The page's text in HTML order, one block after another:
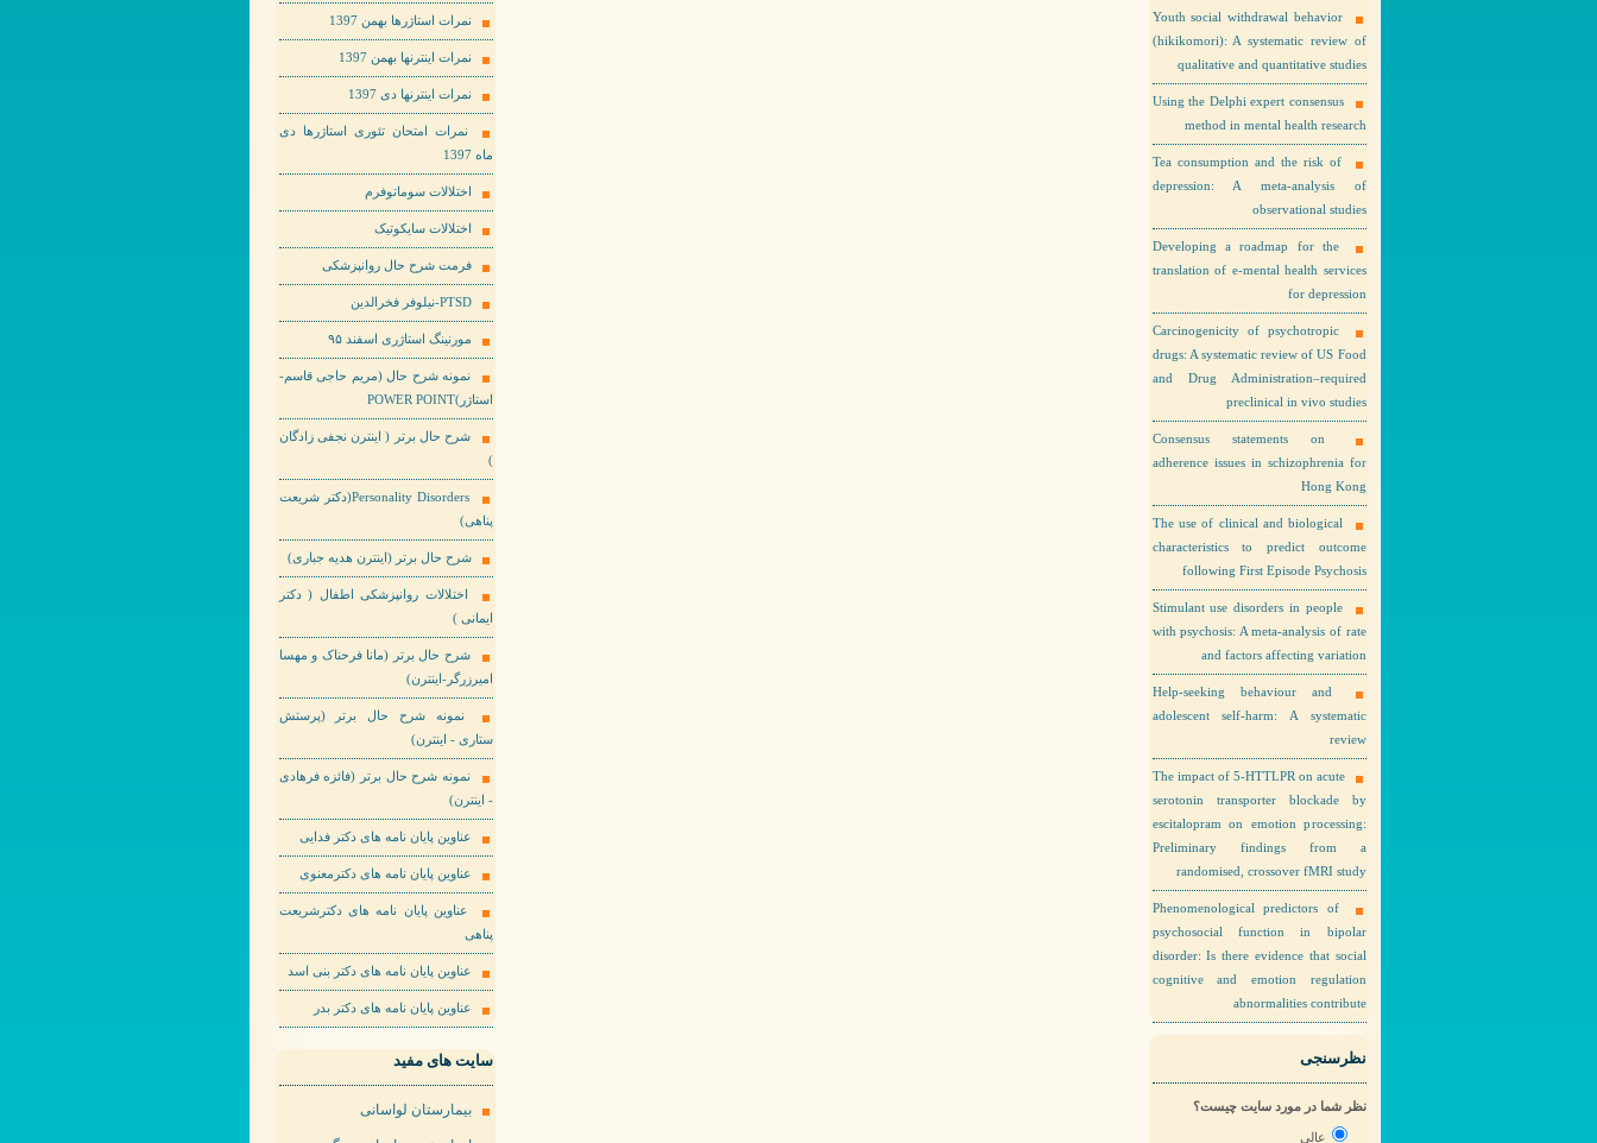
Youth social withdrawal behavior
(hikikomori): A systematic review of
qualitative and quantitative studies
Using the Delphi expert consensus
method in mental health research
Tea consumption and the risk of
depression: A meta-analysis of
observational studies
Developing a roadmap for the
translation of e-mental health services
for depression
Carcinogenicity of psychotropic
drugs: A systematic review of US Food
and Drug Administration–required
preclinical in vivo studies
Consensus statements on
adherence issues in schizophrenia for
Hong Kong
The use of clinical and biological
characteristics to predict outcome
following First Episode Psychosis
Stimulant use disorders in people
with psychosis: A meta-analysis of rate
and factors affecting variation
Help-seeking behaviour and
adolescent self-harm: A systematic
review
The impact of 5-HTTLPR on acute
serotonin transporter blockade by
escitalopram on emotion processing:
Preliminary findings from a
randomised, crossover fMRI study
Phenomenological predictors of
psychosocial function in bipolar
disorder: Is there evidence that social
cognitive and emotion regulation
abnormalities contribute
نظرسنجی
نظر شما در مورد سایت چیست؟
عالی
نمرات استاژرها بهمن 1397
نمرات اینترنها بهمن 1397
نمرات اینترنها دی 1397
نمرات امتحان تئوری استاژرها دی
ماه 1397
اختلالات سوماتوفرم
اختلالات سایکوتیک
فرمت شرح حال روانپزشکی
PTSD-نیلوفر فخرالدین
مورنینگ استاژری اسفند ۹۵
نمونه شرح حال (مریم حاجی قاسم-
استاژر)POWER POINT
شرح حال برتر ( اینترن نجفی زادگان
)
Personality Disorders(دکتر شریعت
پناهی)
شرح حال برتر (اینترن هدیه جباری)
اختلالات روانپزشکی اطفال ( دکتر
ایمانی )
شرح حال برتر (مانا فرحناک و مهسا
امیرزرگر-اینترن)
نمونه شرح حال برتر (پرستش
ستاری - اینترن)
نمونه شرح حال برتر (فائزه فرهادی
- اینترن)
عناوین پایان نامه های دکتر فدایی
عناوین پایان نامه های دکترمعنوی
عناوین پایان نامه های دکترشریعت
پناهی
عناوین پایان نامه های دکتر بنی اسد
عناوین پایان نامه های دکتر بدر
سایت های مفید
بیمارستان لواسانی